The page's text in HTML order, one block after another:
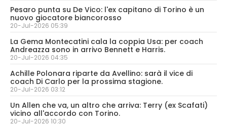
Pesaro punta su De Vico: l'ex capitano di Torino è un
nuovo giocatore biancorosso
20-Jul-2026 05:39
La Gema Montecatini cala la coppia Usa: per coach
Andreazza sono in arrivo Bennett e Harris.
20-Jul-2026 04:35
Achille Polonara riparte da Avellino: sarà il vice di
coach Di Carlo per la prossima stagione.
20-Jul-2026 03:12
Un Allen che va, un altro che arriva: Terry (ex Scafati)
vicino all'accordo con Torino.
20-Jul-2026 10:30